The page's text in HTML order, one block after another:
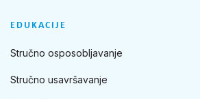
EDUKACIJE
Stručno osposobljavanje
Stručno usavršavanje